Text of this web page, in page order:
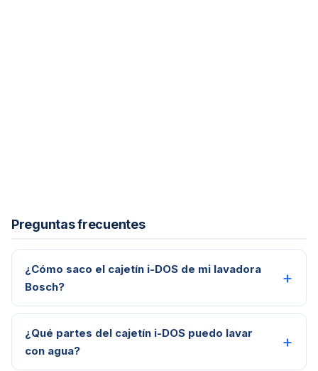
Preguntas frecuentes
¿Cómo saco el cajetín i-DOS de mi lavadora
Bosch?
¿Qué partes del cajetín i-DOS puedo lavar
con agua?